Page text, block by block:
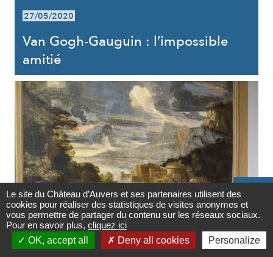
Contact

Newsletter
27/05/2020
Van Gogh-Gauguin : l’impossible
amitié
AUVERS ET LES ARTS
27/05/2020
Le site du Château d’Auvers et ses partenaires utilisent des
cookies pour réaliser des statistiques de visites anonymes et
vous permettre de partager du contenu sur les réseaux sociaux.
Pour en savoir plus, cliquez ici
OK, accept all
Deny all cookies Personalize